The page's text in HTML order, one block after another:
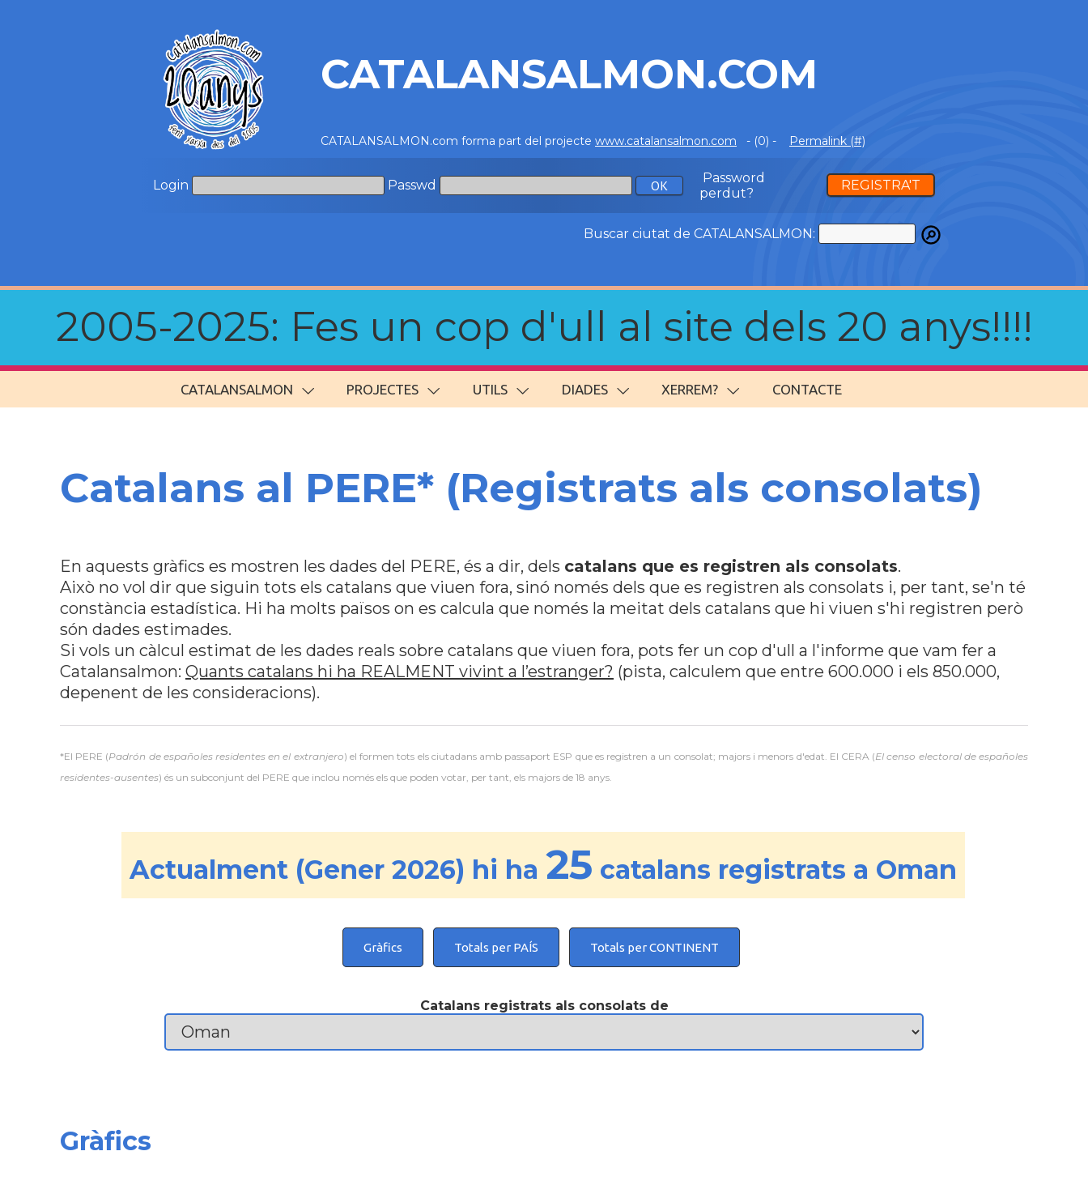
CATALANSALMON.COM
CATALANSALMON.com forma part del projecte www.catalansalmon.com - (0) - Permalink (#)
Login Passwd
Password
perdut?
REGISTRA'T
Buscar ciutat de CATALANSALMON:
2005-2025: Fes un cop d'ull al site dels 20 anys!!!!
CATALANSALMON PROJECTES UTILS DIADES XERREM? CONTACTE
Catalans al PERE* (Registrats als consolats)
En aquests gràfics es mostren les dades del PERE, és a dir, dels catalans que es registren als consolats.
Això no vol dir que siguin tots els catalans que viuen fora, sinó només dels que es registren als consolats i, per tant, se'n té
constància estadística. Hi ha molts països on es calcula que només la meitat dels catalans que hi viuen s'hi registren però
són dades estimades.
Si vols un càlcul estimat de les dades reals sobre catalans que viuen fora, pots fer un cop d'ull a l'informe que vam fer a
Catalansalmon: Quants catalans hi ha REALMENT vivint a l’estranger? (pista, calculem que entre 600.000 i els 850.000,
depenent de les consideracions).
*El PERE (Padrón de españoles residentes en el extranjero) el formen tots els ciutadans amb passaport ESP que es registren a un consolat; majors i menors d'edat. El CERA (El censo electoral de españoles
residentes-ausentes) és un subconjunt del PERE que inclou només els que poden votar, per tant, els majors de 18 anys.
Actualment (Gener 2026) hi ha 25 catalans registrats a Oman
Gràfics Totals per PAÍS Totals per CONTINENT
Catalans registrats als consolats de
Gràfics